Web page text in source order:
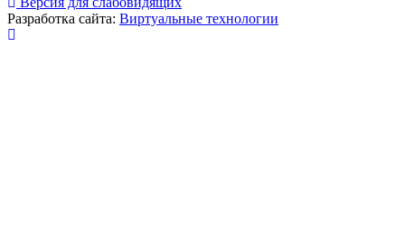
Разработка сайта: Виртуальные технологии